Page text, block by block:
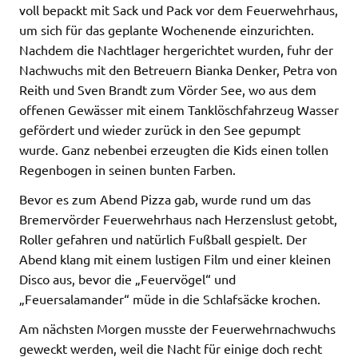
voll bepackt mit Sack und Pack vor dem Feuerwehrhaus,
um sich für das geplante Wochenende einzurichten.
Nachdem die Nachtlager hergerichtet wurden, fuhr der
Nachwuchs mit den Betreuern Bianka Denker, Petra von
Reith und Sven Brandt zum Vörder See, wo aus dem
offenen Gewässer mit einem Tanklöschfahrzeug Wasser
gefördert und wieder zurück in den See gepumpt
wurde. Ganz nebenbei erzeugten die Kids einen tollen
Regenbogen in seinen bunten Farben.
Bevor es zum Abend Pizza gab, wurde rund um das
Bremervörder Feuerwehrhaus nach Herzenslust getobt,
Roller gefahren und natürlich Fußball gespielt. Der
Abend klang mit einem lustigen Film und einer kleinen
Disco aus, bevor die „Feuervögel“ und
„Feuersalamander“ müde in die Schlafsäcke krochen.
Am nächsten Morgen musste der Feuerwehrnachwuchs
geweckt werden, weil die Nacht für einige doch recht